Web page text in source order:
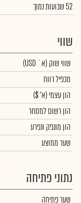
52 שבועות נמוך
שווי
שווי שוק (א` USD)
מכפיל רווח
הון עצמי (א' $)
הון רשום למסחר
הון מונפק ונפרע
שער ממוצע
נתוני פתיחה
שער פתיחה